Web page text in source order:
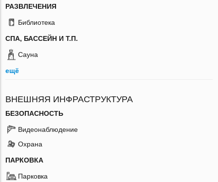
РАЗВЛЕЧЕНИЯ
Библиотека
СПА, БАССЕЙН И Т.П.
Сауна
ещё
ВНЕШНЯЯ ИНФРАСТРУКТУРА
БЕЗОПАСНОСТЬ
Видеонаблюдение
Охрана
ПАРКОВКА
Парковка